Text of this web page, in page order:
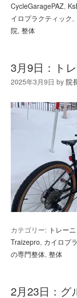
CycleGaragePAZ,
イロプラクティック,
院,整体
3月9日：ト
2025年3月9日 by院
カテゴリー: トレー
Traizepro, カイロプ
の専門整体,整体
2月23日：グ